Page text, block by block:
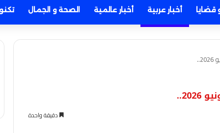
قضايا أخبار عربية أخبار عالمية الصحة و الجمال
دقيقة واحدة